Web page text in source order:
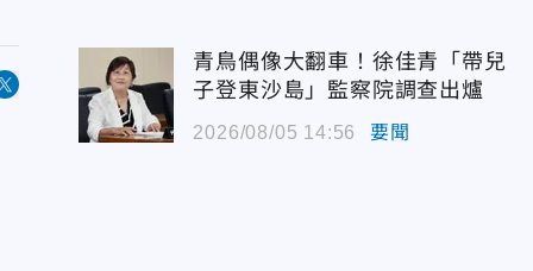
青鳥偶像大翻車！徐佳青「帶兒
子登東沙島」監察院調查出爐
2026/08/05 14:56 要聞